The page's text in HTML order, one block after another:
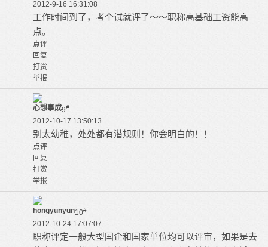
2012-9-16 16:31:08
工作时间到了，考个试就评了～～职称高基础工资能高
点。
点评
回复
打赏
举报
心想事成9#
2012-10-17 13:50:13
别太幼稚，处处都有潜规则！你会明白的！！
点评
回复
打赏
举报
hongyunyun10#
2012-10-24 17:07:07
职称评定一般大型国企和国家单位均可以评审，如果是去